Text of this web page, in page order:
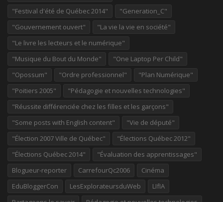
"Festival d'été de Québec 2014"
"Generation_C"
"Gouvernement ouvert"
"La vie la vie en société"
"Le livre les lecteurs et le numérique"
"Musique du Bout du Monde"
"One Laptop Per Child"
"Opossum"
"Ordre professionnel"
"Plan Numérique"
"Poitiers 2005"
"Pédagogie et nouvelles technologies"
"Réussite différenciée chez les filles et les garçons"
"Some posts with English content"
"Vie de député"
"Élection 2007 Ville de Québec"
"Élections Québec 2012"
"Élections Québec 2014"
"Évaluation des apprentissages"
Blogueur-reporter
CarrefourQc2006
Cinéma
EduBloggerCon
LesExplorateursduWeb
LIfIA